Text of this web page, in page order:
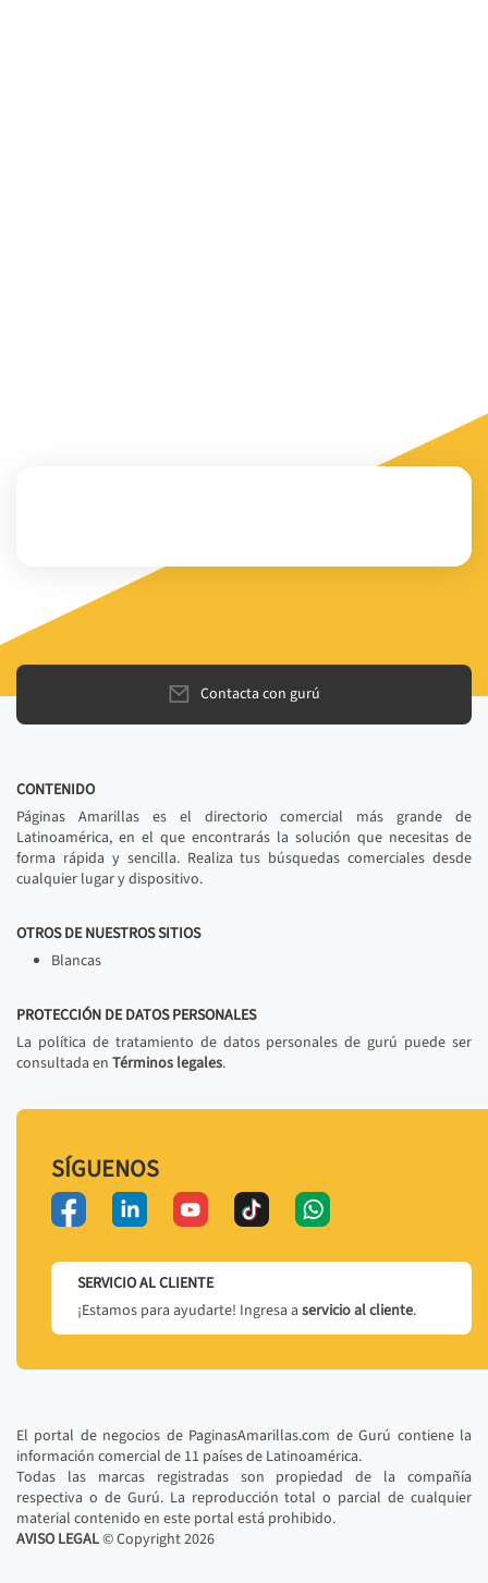
Contacta con gurú
CONTENIDO
Páginas Amarillas es el directorio comercial más grande de
Latinoamérica, en el que encontrarás la solución que necesitas de
forma rápida y sencilla. Realiza tus búsquedas comerciales desde
cualquier lugar y dispositivo.
OTROS DE NUESTROS SITIOS
Blancas
PROTECCIÓN DE DATOS PERSONALES
La política de tratamiento de datos personales de gurú puede ser
consultada en Términos legales.
SÍGUENOS
SERVICIO AL CLIENTE
¡Estamos para ayudarte! Ingresa a servicio al cliente.
El portal de negocios de PaginasAmarillas.com de Gurú contiene la
información comercial de 11 países de Latinoamérica.
Todas las marcas registradas son propiedad de la compañía
respectiva o de Gurú. La reproducción total o parcial de cualquier
material contenido en este portal está prohibido.
AVISO LEGAL© Copyright2026